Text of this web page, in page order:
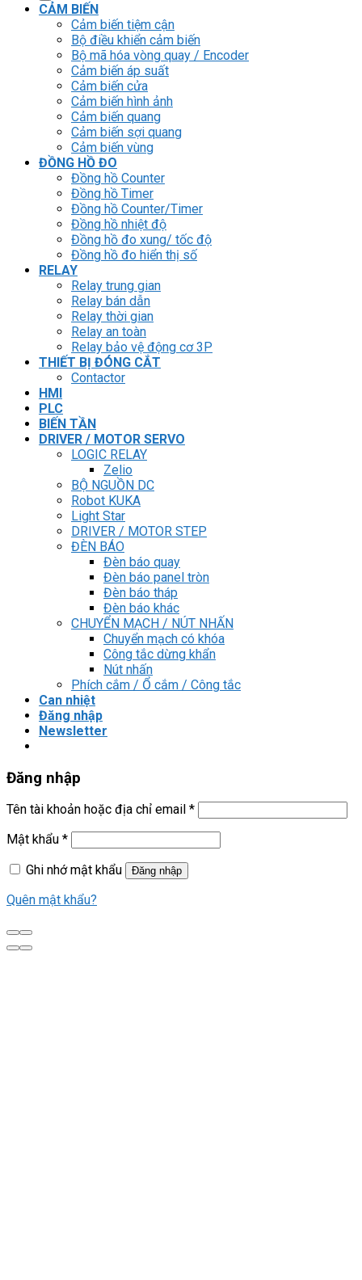
CẢM BIẾN
Cảm biến tiệm cận
Bộ điều khiển cảm biến
Bộ mã hóa vòng quay / Encoder
Cảm biến áp suất
Cảm biến cửa
Cảm biến hình ảnh
Cảm biến quang
Cảm biến sợi quang
Cảm biến vùng
ĐỒNG HỒ ĐO
Đồng hồ Counter
Đồng hồ Timer
Đồng hồ Counter/Timer
Đồng hồ nhiệt độ
Đồng hồ đo xung/ tốc độ
Đồng hồ đo hiển thị số
RELAY
Relay trung gian
Relay bán dẫn
Relay thời gian
Relay an toàn
Relay bảo vệ động cơ 3P
THIẾT BỊ ĐÓNG CẮT
Contactor
HMI
PLC
BIẾN TẦN
DRIVER / MOTOR SERVO
LOGIC RELAY
Zelio
BỘ NGUỒN DC
Robot KUKA
Light Star
DRIVER / MOTOR STEP
ĐÈN BÁO
Đèn báo quay
Đèn báo panel tròn
Đèn báo tháp
Đèn báo khác
CHUYỂN MẠCH / NÚT NHẤN
Chuyển mạch có khóa
Công tắc dừng khẩn
Nút nhấn
Phích cắm / Ổ cắm / Công tắc
Can nhiệt
Đăng nhập
Newsletter
Đăng nhập
Tên tài khoản hoặc địa chỉ email *
Mật khẩu *
Ghi nhớ mật khẩu
Đăng nhập
Quên mật khẩu?